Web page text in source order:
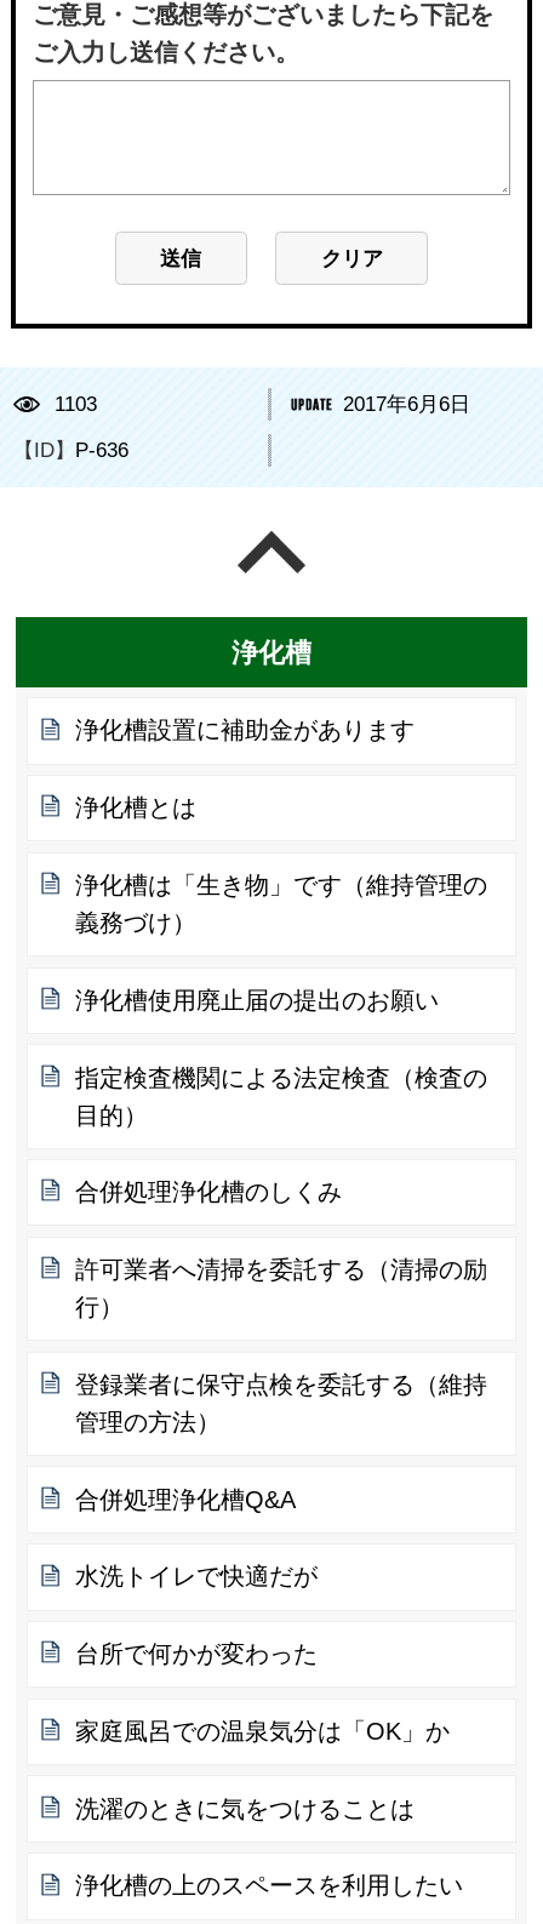
ご意見・ご感想等がございましたら下記を
ご入力し送信ください。
1103 2017年6月6日
【ID】 P-636
浄化槽
浄化槽設置に補助金があります
浄化槽とは
浄化槽は「生き物」です（維持管理の
義務づけ）
浄化槽使用廃止届の提出のお願い
指定検査機関による法定検査（検査の
目的）
合併処理浄化槽のしくみ
許可業者へ清掃を委託する（清掃の励
行）
登録業者に保守点検を委託する（維持
管理の方法）
合併処理浄化槽Q&A
水洗トイレで快適だが
台所で何かが変わった
家庭風呂での温泉気分は「OK」か
洗濯のときに気をつけることは
浄化槽の上のスペースを利用したい